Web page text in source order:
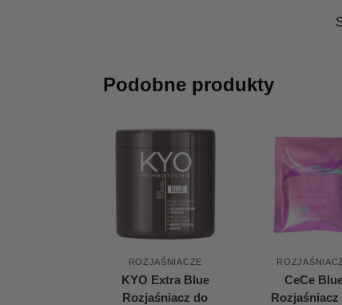
Podobne produkty
ROZJAŚNIACZE
KYO Extra Blue
Rozjaśniacz do
CeCe
Rozjaśniacz